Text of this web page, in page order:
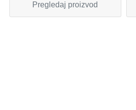
Pregledaj proizvod